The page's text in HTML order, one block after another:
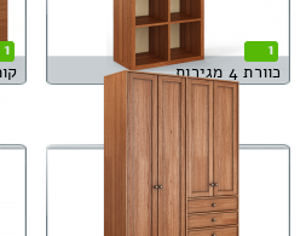
1
כוורת 4 מגירות
1